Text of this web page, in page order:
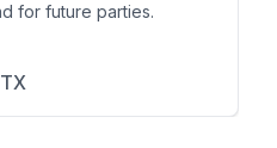
for future parties.